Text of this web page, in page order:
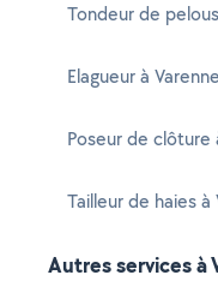
Tondeur de
Elagueur à
Poseur de clôture
Tailleur de haies
Autres services à